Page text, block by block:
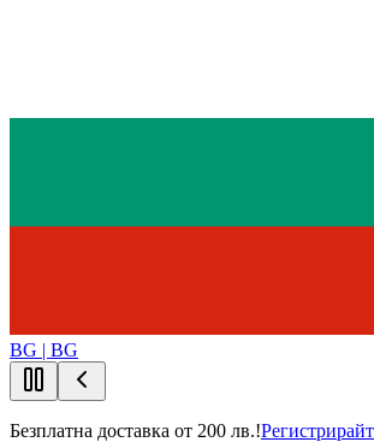
BG | BG
Безплатна доставка от 200 лв.!